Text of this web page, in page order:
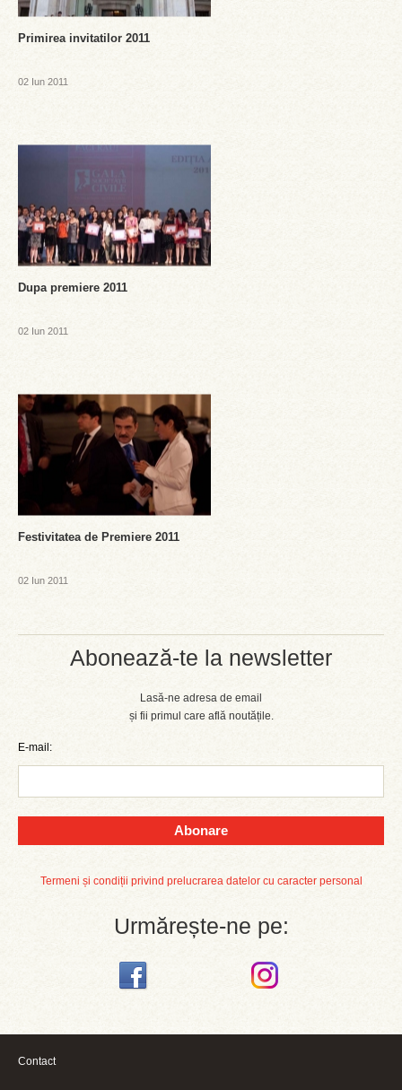
Abonează-te la newsletter
Lasă-ne adresa de email
și fii primul care află noutățile.
E-mail:
Abonare
Termeni și condiții privind prelucrarea datelor cu caracter personal
Urmărește-ne pe:
Primirea invitatilor 2011
02 Iun 2011
Dupa premiere 2011
02 Iun 2011
Festivitatea de Premiere 2011
02 Iun 2011
Contact